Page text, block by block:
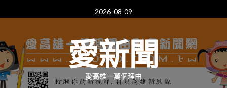
to
2026-08-09
愛新聞
愛高雄一萬個理由